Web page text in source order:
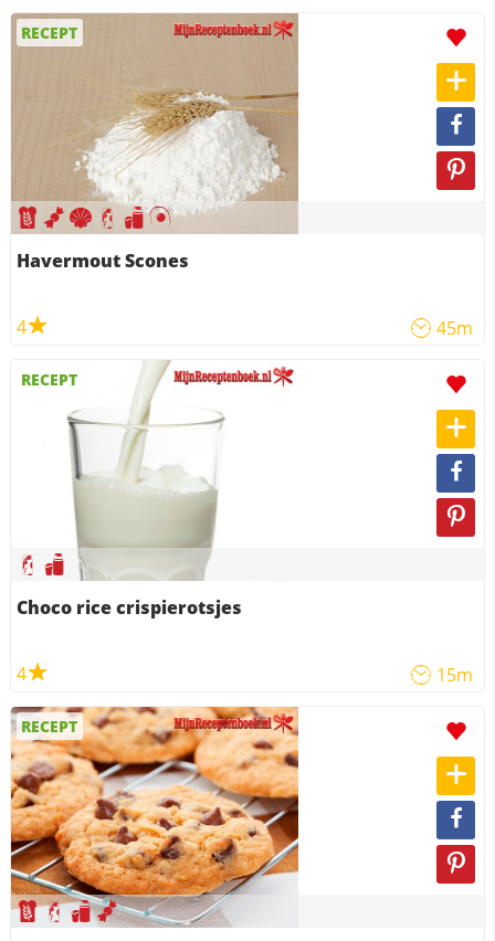
RECEPT
Havermout Scones
4 45m
RECEPT
Choco rice crispierotsjes
4 15m
RECEPT